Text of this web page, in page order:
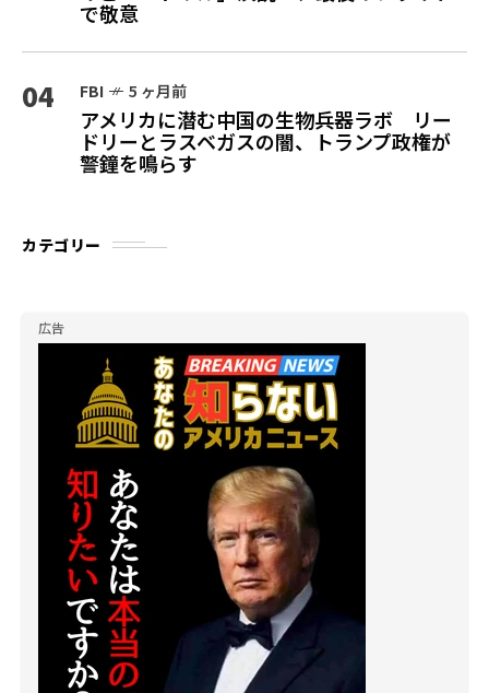
で敬意
04 FBI 5 ヶ月前
アメリカに潜む中国の生物兵器ラボ リー
ドリーとラスベガスの闇、トランプ政権が
警鐘を鳴らす
カテゴリー
広告